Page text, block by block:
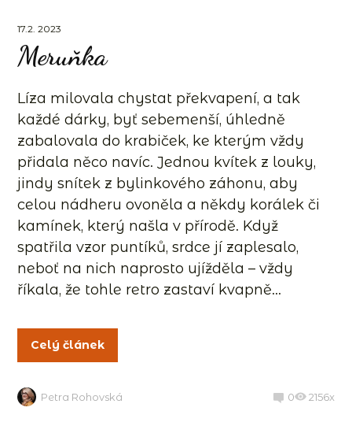
17.2. 2023
Meruňka
Líza milovala chystat překvapení, a tak
každé dárky, byť sebemenší, úhledně
zabalovala do krabiček, ke kterým vždy
přidala něco navíc. Jednou kvítek z louky,
jindy snítek z bylinkového záhonu, aby
celou nádheru ovoněla a někdy korálek či
kamínek, který našla v přírodě. Když
spatřila vzor puntíků, srdce jí zaplesalo,
neboť na nich naprosto ujížděla – vždy
říkala, že tohle retro zastaví kvapně...
Celý článek
Petra Rohovská 0 2156x